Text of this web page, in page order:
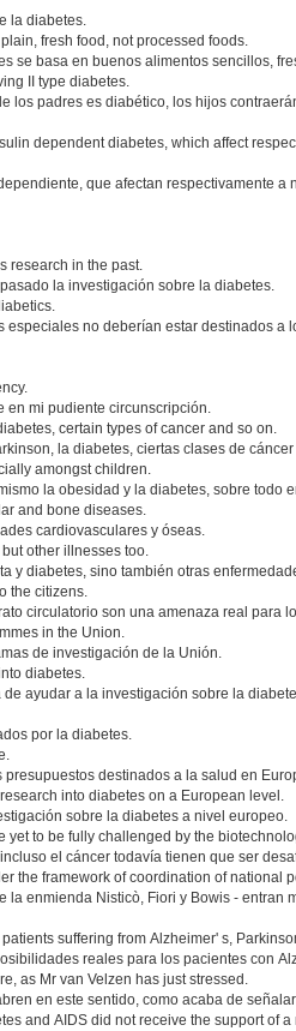
la diabetes.
fresh food, not processed foods.
se basa en buenos alimentos sencillos,
II type diabetes.
los padres es diabético, los hijos
dependent diabetes, which affect
que afectan respectivamente a
research in the past.
la investigación sobre la diabetes.
no deberían estar destinados a
en mi pudiente circunscripción.
certain types of cancer and so on.
la diabetes, ciertas clases de
amongst children.
la obesidad y la diabetes, sobre todo
and bone diseases.
cardiovasculares y óseas.
other illnesses too.
y diabetes, sino también otras
the citizens.
circulatorio son una amenaza real para
in the Union.
de investigación de la Unión.
diabetes.
ayudar a la investigación sobre la
por la diabetes.
destinados a la salud en
into diabetes on a European level.
sobre la diabetes a nivel europeo.
yet to be fully challenged by the
el cáncer todavía tienen que ser
the framework of coordination of national
enmienda Nisticò, Fiori y Bowis - entran
suffering from Alzheimer' s,
reales para los pacientes con
as Mr van Velzen has just stressed.
en este sentido, como acaba de
and AIDS did not receive the support of